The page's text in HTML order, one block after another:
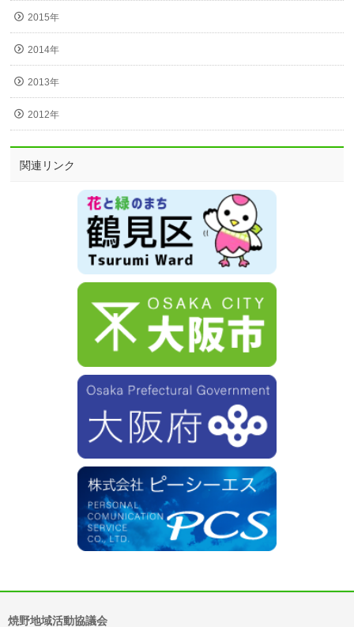
2015年
2014年
2013年
2012年
関連リンク
焼野地域活動協議会